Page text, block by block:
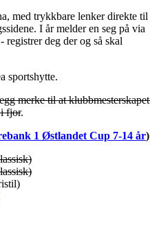
med trykkbare lenker direkte til
I år melder en seg på via
deg der og så skal
sportshytte.
merke til at
fjor.
1 Østlandet Cup 7-14 år